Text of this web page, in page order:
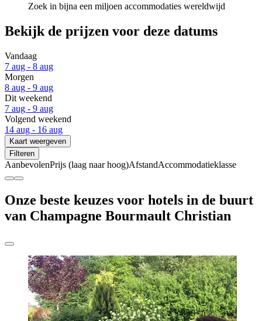
Zoek in bijna een miljoen accommodaties wereldwijd
Bekijk de prijzen voor deze datums
Vandaag
7 aug - 8 aug
Morgen
8 aug - 9 aug
Dit weekend
7 aug - 9 aug
Volgend weekend
14 aug - 16 aug
Kaart weergeven
Filteren
AanbevolenPrijs (laag naar hoog)AfstandAccommodatieklasse
Onze beste keuzes voor hotels in de buurt
van Champagne Bourmault Christian